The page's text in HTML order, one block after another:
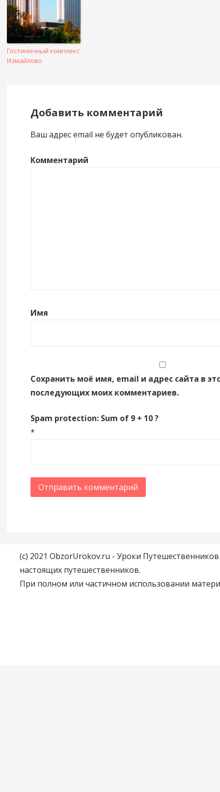
Гостиничный комплекс
Измайлово
Добавить комментарий
Ваш адрес email не будет опубликован.
Комментарий
Имя
Сохранить моё имя, email и адрес сайта в
последующих моих комментариев.
Spam protection: Sum of 9 + 10 ?
*
(c) 2021 ObzorUrokov.ru - Уроки
настоящих путешественников.
При полном или частичном использовании